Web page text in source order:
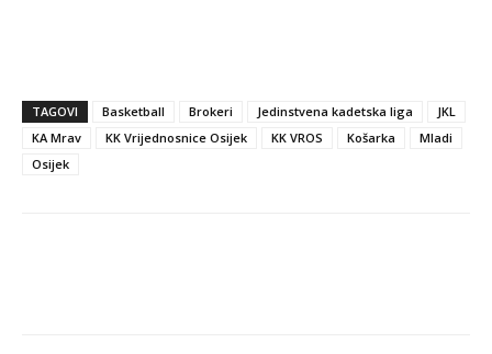
TAGOVI Basketball Brokeri Jedinstvena kadetska liga
JKL
KA Mrav
KK Vrijednosnice Osijek KK VROS Košarka
Mladi
Osijek